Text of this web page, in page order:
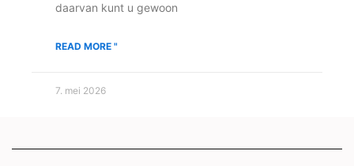
daarvan kunt u gewoon
READ MORE "
7. mei 2026